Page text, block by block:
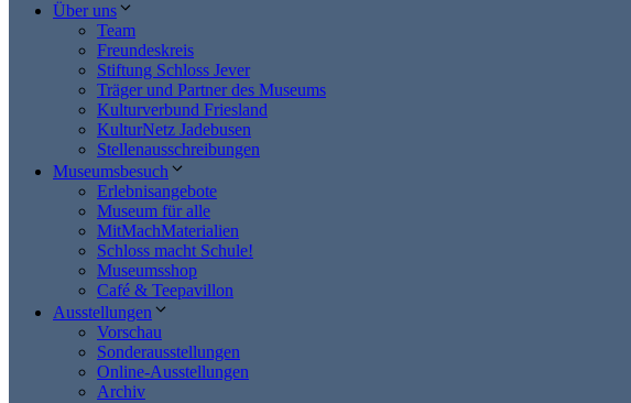
Über uns
Team
Freundeskreis
Stiftung Schloss Jever
Träger und Partner des Museums
Kulturverbund Friesland
KulturNetz Jadebusen
Stellenausschreibungen
Museumsbesuch
Erlebnisangebote
Museum für alle
MitMachMaterialien
Schloss macht Schule!
Museumsshop
Café & Teepavillon
Ausstellungen
Vorschau
Sonderausstellungen
Online-Ausstellungen
Archiv